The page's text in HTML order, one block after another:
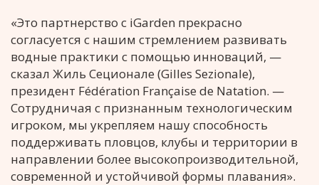
«Это партнерство с iGarden прекрасно
согласуется с нашим стремлением развивать
водные практики с помощью инноваций, —
сказал Жиль Сеционале (Gilles Sezionale),
президент Fédération Française de Natation. —
Сотрудничая с признанным технологическим
игроком, мы укрепляем нашу способность
поддерживать пловцов, клубы и территории в
направлении более высокопроизводительной,
современной и устойчивой формы плавания».